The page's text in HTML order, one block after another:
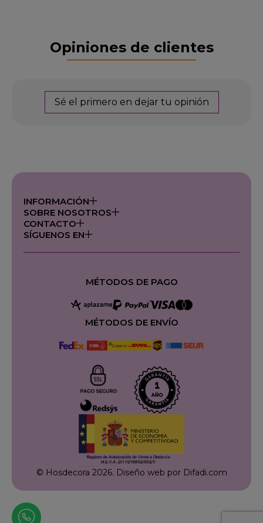
Opiniones de clientes
Sé el primero en dejar tu opinión
INFORMACIÓN
SOBRE NOSOTROS
CONTACTO
SÍGUENOS EN
MÉTODOS DE PAGO
MÉTODOS DE ENVÍO
© Hosdecora 2026. Diseño web por Difadi.com